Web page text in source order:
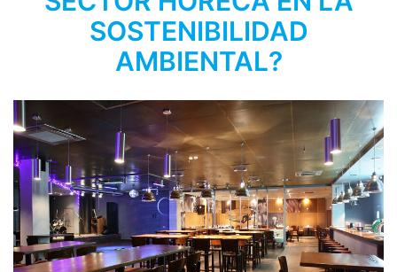
SOSTENIBILIDAD
AMBIENTAL?